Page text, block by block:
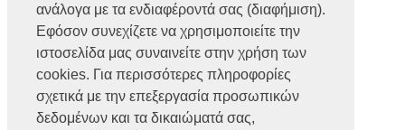
ανάλογα με τα ενδιαφέροντά σας (διαφήμιση).
Εφόσον συνεχίζετε να χρησιμοποιείτε την
ιστοσελίδα μας συναινείτε στην χρήση των
cookies. Για περισσότερες πληροφορίες
σχετικά με την επεξεργασία προσωπικών
δεδομένων και τα δικαιώματά σας,
Μάθετε Περισσότερα
Η Εταιρεία
Brands
Νέα
Οικονομικά στοιχεία